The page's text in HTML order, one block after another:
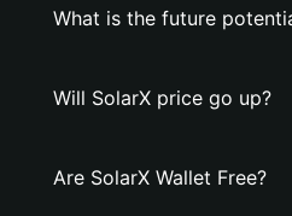
What is the future
Will SolarX price go up?
Are SolarX Wallet Free?